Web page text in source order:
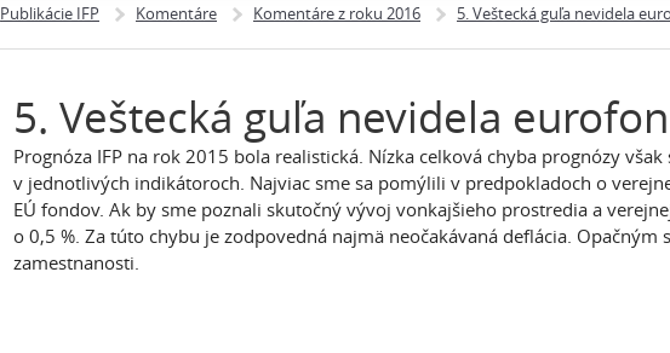
Publikácie IFP Komentáre Komentáre z roku 2016 5. Veštecká guľa nevidela
5. Veštecká guľa nevidela
Prognóza IFP na rok 2015 bola realistická. Nízka celková chyba prognózy
v jednotlivých indikátoroch. Najviac sme sa pomýlili v predpokladoch o
EÚ fondov. Ak by sme poznali skutočný vývoj vonkajšieho prostredia a
o 0,5 %. Za túto chybu je zodpovedná najmä neočakávaná deflácia.
zamestnanosti.